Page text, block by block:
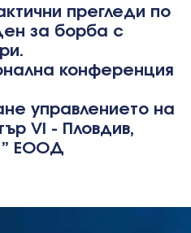
прегледи по
за борба с
конференция
управлението на
VI - Пловдив,
EOOД